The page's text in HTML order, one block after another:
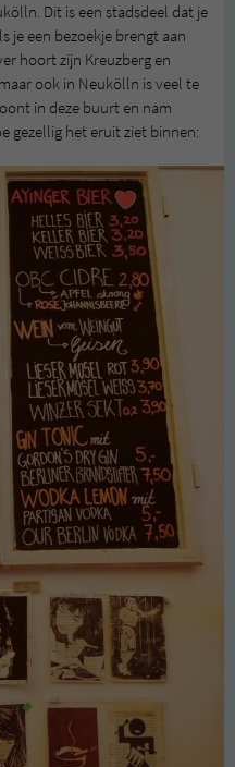
Dit is een stadsdeel dat je
je een bezoekje brengt aan
hoort zijn Kreuzberg en
ook in Neukölln is veel te
in deze buurt en nam
gezellig het eruit ziet binnen: